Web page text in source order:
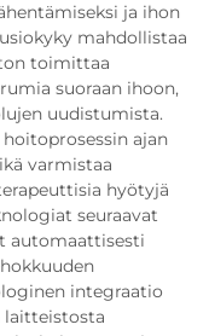
ja ihon
mahdollistaa
toimittaa
suoraan ihoon,
uudistumista.
ajan
varmistaa
hyötyjä
seuraavat
automaattisesti
integraatio
laitteistosta